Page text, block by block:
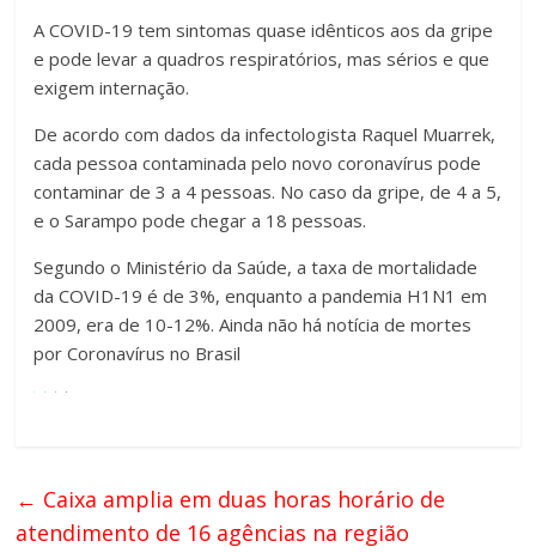
A COVID-19 tem sintomas quase idênticos aos da gripe
e pode levar a quadros respiratórios, mas sérios e que
exigem internação.
De acordo com dados da infectologista Raquel Muarrek,
cada pessoa contaminada pelo novo coronavírus pode
contaminar de 3 a 4 pessoas. No caso da gripe, de 4 a 5,
e o Sarampo pode chegar a 18 pessoas.
Segundo o Ministério da Saúde, a taxa de mortalidade
da COVID-19 é de 3%, enquanto a pandemia H1N1 em
2009, era de 10-12%. Ainda não há notícia de mortes
por Coronavírus no Brasil
← Caixa amplia em duas horas horário de
atendimento de 16 agências na região